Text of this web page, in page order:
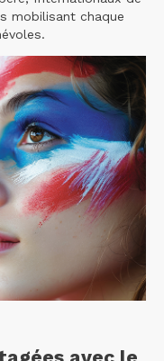
mobilisant chaque